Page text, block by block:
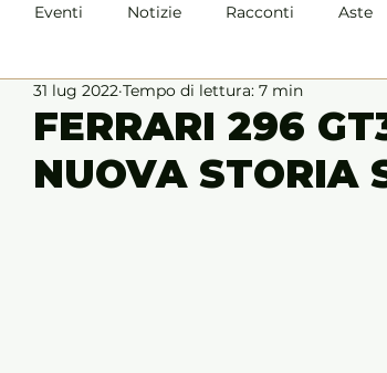
Eventi Notizie Racconti Aste
FERRARI 296
NUOVA STORIA
31 lug 2022 Tempo di lettura: 7 min